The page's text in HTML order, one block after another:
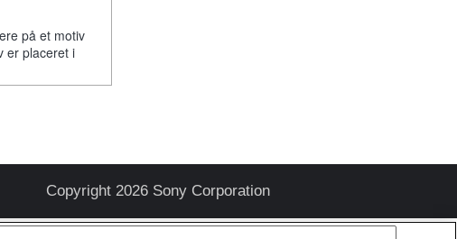
på et motiv
er placeret i
Copyright 2026 Sony Corporation